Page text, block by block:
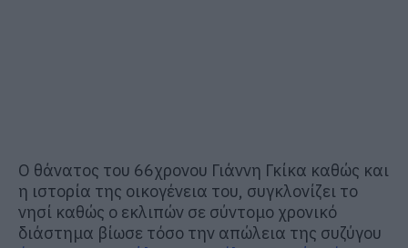
Ο θάνατος του 66χρονου Γιάννη Γκίκα καθώς και
η ιστορία της οικογένεια του, συγκλονίζει το
νησί καθώς ο εκλιπών σε σύντομο χρονικό
διάστημα βίωσε τόσο την απώλεια της συζύγου